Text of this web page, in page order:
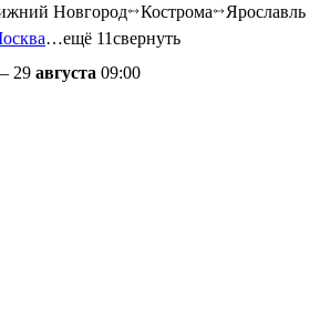
Новгород Кострома
Ярославль
…ещё 11свернуть
29 августа 09:00